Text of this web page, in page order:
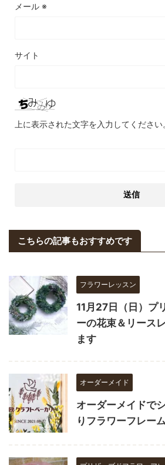
メール ※
サイト
上に表示された文字を入力してください
こちらの記事もおすすめです
フラワーレッスン
11月27日（日）プ
ーの花束＆リース
ます
オーダーメイド
オーダーメイドで
りフラワーフレー